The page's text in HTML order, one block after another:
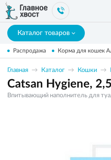
Каталог товаров
Распродажа Корма для кошек
Главная Каталог Кошки
Catsan Hygiene,
Впитывающий наполнитель для